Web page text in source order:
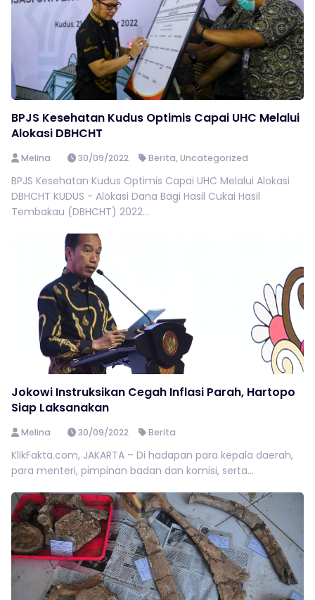
BPJS Kesehatan Kudus Optimis Capai UHC Melalui
Alokasi DBHCHT
Melina 30/09/2022 Berita,Uncategorized
BPJS Kesehatan Kudus Optimis Capai UHC Melalui Alokasi
DBHCHT KUDUS - Alokasi Dana Bagi Hasil Cukai Hasil
Tembakau (DBHCHT) 2022...
Jokowi Instruksikan Cegah Inflasi Parah, Hartopo
Siap Laksanakan
Melina 30/09/2022 Berita
KlikFakta.com, JAKARTA – Di hadapan para kepala daerah,
para menteri, pimpinan badan dan komisi, serta...